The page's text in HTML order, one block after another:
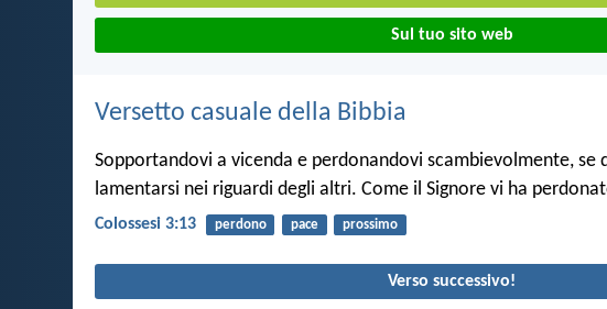
Sul tuo sito web
Versetto casuale della Bibbia
Sopportandovi a vicenda e perdonandovi scambievolmente, se
lamentarsi nei riguardi degli altri. Come il Signore vi ha
Colossesi 3:13 perdono pace prossimo
Verso successivo!